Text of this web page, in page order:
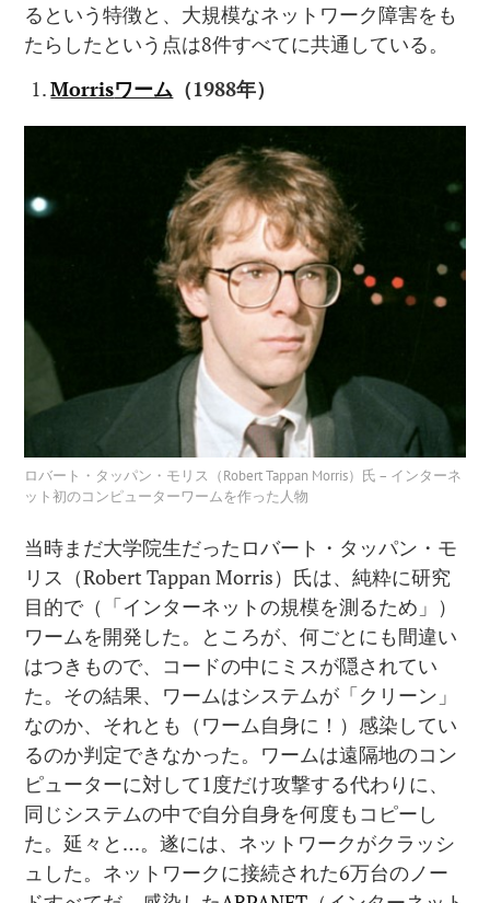
るという特徴と、大規模なネットワーク障害をも
たらしたという点は8件すべてに共通している。
Morrisワーム （1988年）
ロバート・タッパン・モリス（Robert Tappan Morris）氏 – インターネ
ット初のコンピューターワームを作った人物
当時まだ大学院生だったロバート・タッパン・モ
リス（Robert Tappan Morris）氏は、純粋に研究
目的で（「インターネットの規模を測るため」）
ワームを開発した。ところが、何ごとにも間違い
はつきもので、コードの中にミスが隠されてい
た。その結果、ワームはシステムが「クリーン」
なのか、それとも（ワーム自身に！）感染してい
るのか判定できなかった。ワームは遠隔地のコン
ピューターに対して1度だけ攻撃する代わりに、
同じシステムの中で自分自身を何度もコピーし
た。延々と…。遂には、ネットワークがクラッシ
ュした。ネットワークに接続された6万台のノー